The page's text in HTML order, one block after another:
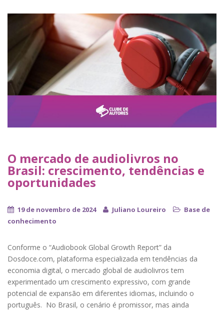
O mercado de audiolivros no
Brasil: crescimento, tendências e
oportunidades
19 de novembro de 2024 Juliano Loureiro
Base de
conhecimento
Conforme o “Audiobook Global Growth Report” da
Dosdoce.com, plataforma especializada em tendências da
economia digital, o mercado global de audiolivros tem
experimentado um crescimento expressivo, com grande
potencial de expansão em diferentes idiomas, incluindo o
português. No Brasil, o cenário é promissor, mas ainda